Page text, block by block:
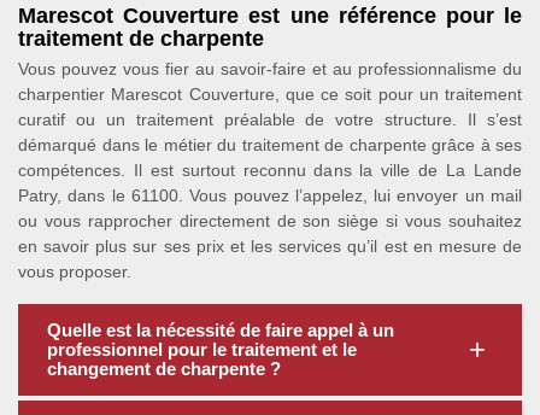
Marescot Couverture est une référence pour le
traitement de charpente
Vous pouvez vous fier au savoir-faire et au professionnalisme du
charpentier Marescot Couverture, que ce soit pour un traitement
curatif ou un traitement préalable de votre structure. Il s’est
démarqué dans le métier du traitement de charpente grâce à ses
compétences. Il est surtout reconnu dans la ville de La Lande
Patry, dans le 61100. Vous pouvez l’appelez, lui envoyer un mail
ou vous rapprocher directement de son siège si vous souhaitez
en savoir plus sur ses prix et les services qu’il est en mesure de
vous proposer.
Quelle est la nécessité de faire appel à un
professionnel pour le traitement et le
changement de charpente ?